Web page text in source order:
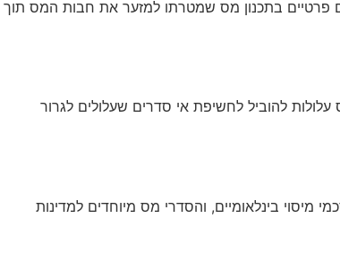
פרטיים בתכנון מס שמטרתו למזער את חבות המס תוך
להוביל לחשיפת אי סדרים שעלולים לגרור
מיסוי בינלאומיים, והסדרי מס מיוחדים למדינות